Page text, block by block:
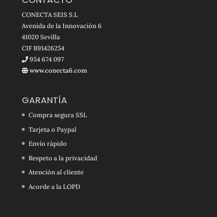
CONECTA SEIS S.L
Avenida de la Innovación 6
41020 Sevilla
CIF B91426254
954 674 097
www.conecta6.com
GARANTÍA
Compra segura SSL
Tarjeta o Paypal
Envío rápido
Respeto a la privacidad
Atención al cliente
Acorde a la LOPD